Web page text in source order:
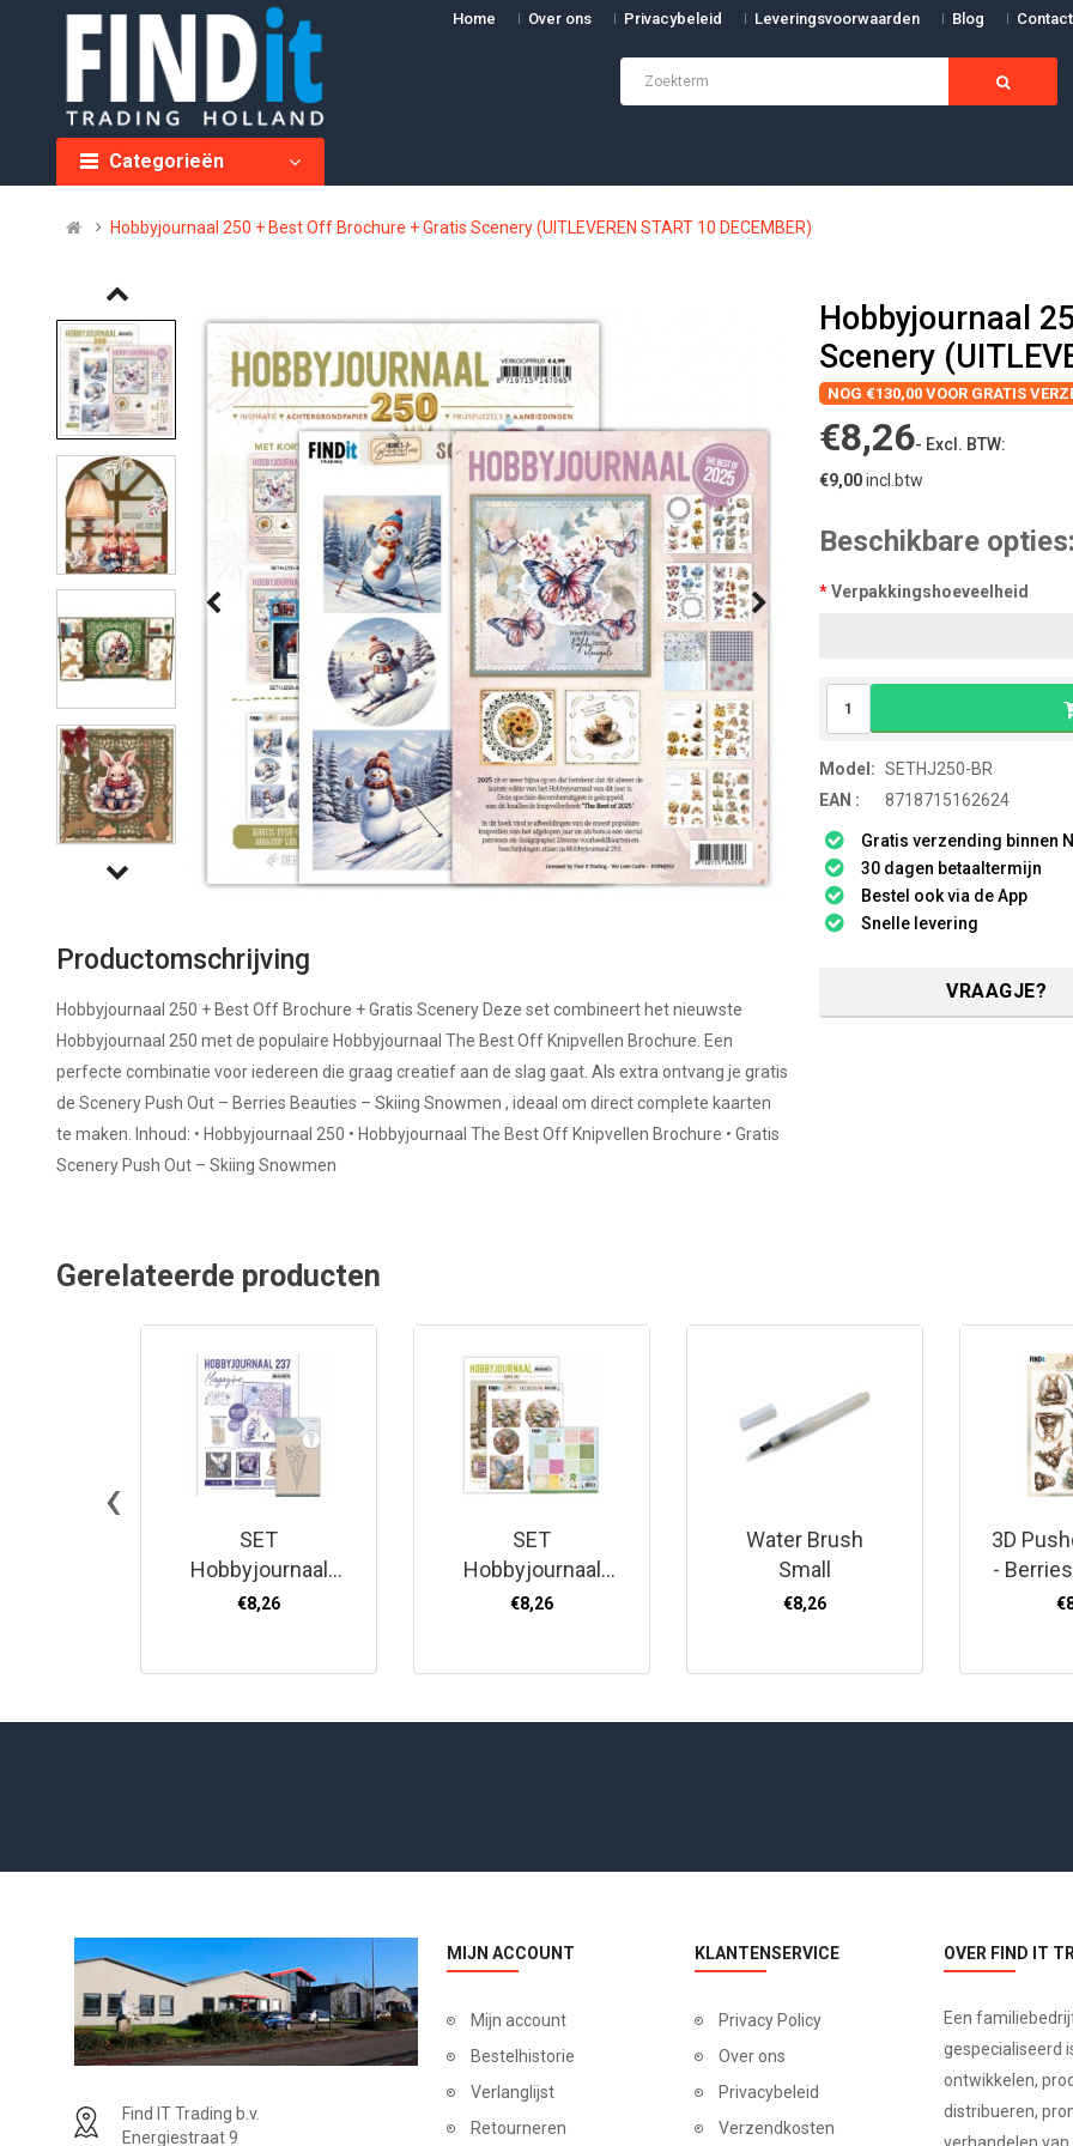
Home Over ons Privacybeleid Leveringsvoorwaarden Blog Contact
Categorieën
Hobbyjournaal 250 + Best Off Brochure + Gratis Scenery (UITLEVEREN START 10 DECEMBER)
Productomschrijving
Hobbyjournaal 250 + Best Off Brochure + Gratis Scenery Deze set combineert het nieuwste
Hobbyjournaal 250 met de populaire Hobbyjournaal The Best Off Knipvellen Brochure. Een
perfecte combinatie voor iedereen die graag creatief aan de slag gaat. Als extra ontvang je gratis
de Scenery Push Out – Berries Beauties – Skiing Snowmen , ideaal om direct complete kaarten
te maken. Inhoud: • Hobbyjournaal 250 • Hobbyjournaal The Best Off Knipvellen Brochure • Gratis
Scenery Push Out – Skiing Snowmen
Hobbyjournaal
Scenery
NOG €130,00 VOOR GRATIS
€8,26- Excl. BTW:
€9,00incl.btw
Beschikbare opties:
Verpakkingshoeveelheid
Model: SETHJ250-BR
EAN :
8718715162624
Gratis verzending binnen
30 dagen betaaltermijn
Bestel ook via de App
Snelle levering
VRAAGJE?
Gerelateerde producten
SET
Hobbyjournaal
237
€8,26
SET
Hobbyjournaal
252
€8,26
Water Brush
Small
€8,26
3D
-
-
‹
Find IT Trading b.v.
Energiestraat 9
MIJN ACCOUNT
Mijn account
Bestelhistorie
Verlanglijst
Retourneren
KLANTENSERVICE
Privacy Policy
Over ons
Privacybeleid
Verzendkosten
OVER FIND IT
Een
gespecialiseerd
ontwikkelen,
distribueren,